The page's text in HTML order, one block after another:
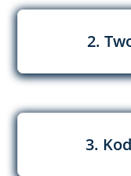
2.
3.